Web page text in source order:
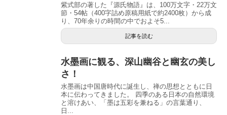
紫式部の著した『源氏物語』は、100万文字・22万文
節・54帖（400字詰め原稿用紙で約2400枚）から成
り、70年余りの時間の中でおよそ5...
記事を読む
水墨画に観る、深山幽谷と幽玄の美し
さ！
水墨画は中国唐時代に誕生し、禅の思想とともに日
本に伝わってきました。 四季のある日本の自然環境
と溶けあい、「墨は五彩を兼ねる」の言葉通り、
日...